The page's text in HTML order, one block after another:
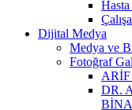
Dijital Medya
Medya ve
Fotoğraf
DR.